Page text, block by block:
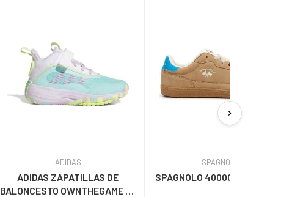
ADIDAS
ADIDAS ZAPATILLAS DE
BALONCESTO OWNTHEGAME 30
SPAGNOLO
SPAGNOLO 40000-043 CAMEL
chevron_right